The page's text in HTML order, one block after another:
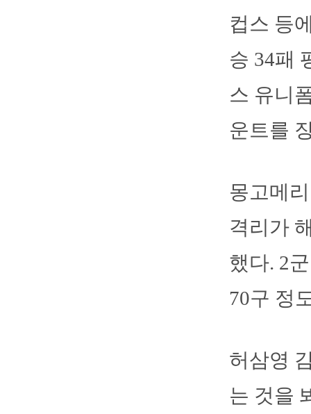
컵스 등
승 34패
스 유니
운트를
몽고메
격리가
했다. 2
70구 정
허삼영
는 것을